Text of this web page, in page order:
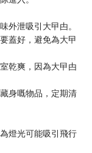
外泄吸引大曱甴。
蓋好，避免為大曱
乾爽，因為大曱甴
身嘅物品，定期清
燈光可能吸引飛行